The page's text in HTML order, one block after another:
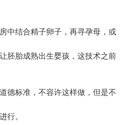
结合精子卵子，再寻孕母，或
胚胎成熟出生婴孩，这技术之前
标准，不容许这样做，但是不
行。